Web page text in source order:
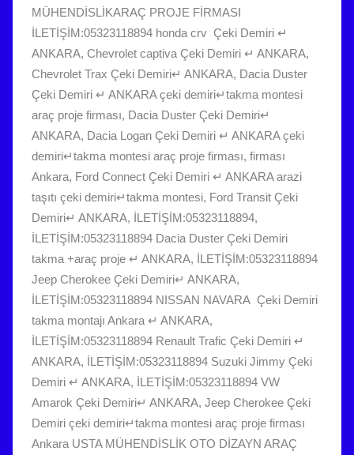
MÜHENDİSLİKARAÇ PROJE FİRMASI
İLETİŞİM:05323118894 honda crv Çeki Demiri ↵
ANKARA, Chevrolet captiva Çeki Demiri ↵ ANKARA,
Chevrolet Trax Çeki Demiri↵ ANKARA, Dacia Duster
Çeki Demiri ↵ ANKARA çeki demiri↵takma montesi
araç proje firması, Dacia Duster Çeki Demiri↵
ANKARA, Dacia Logan Çeki Demiri ↵ ANKARA çeki
demiri↵takma montesi araç proje firması, firması
Ankara, Ford Connect Çeki Demiri ↵ ANKARA arazi
taşıtı çeki demiri↵takma montesi, Ford Transit Çeki
Demiri↵ ANKARA, İLETİŞİM:05323118894,
İLETİŞİM:05323118894 Dacia Duster Çeki Demiri
takma +araç proje ↵ ANKARA, İLETİŞİM:05323118894
Jeep Cherokee Çeki Demiri↵ ANKARA,
İLETİŞİM:05323118894 NISSAN NAVARA Çeki Demiri
takma montajı Ankara ↵ ANKARA,
İLETİŞİM:05323118894 Renault Trafic Çeki Demiri ↵
ANKARA, İLETİŞİM:05323118894 Suzuki Jimmy Çeki
Demiri ↵ ANKARA, İLETİŞİM:05323118894 VW
Amarok Çeki Demiri↵ ANKARA, Jeep Cherokee Çeki
Demiri çeki demiri↵takma montesi araç proje firması
Ankara USTA MÜHENDİSLİK OTO DİZAYN ARAÇ